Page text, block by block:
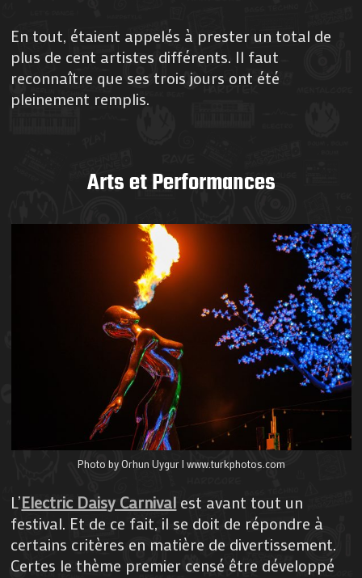
En tout, étaient appelés à prester un total de
plus de cent artistes différents. Il faut
reconnaître que ses trois jours ont été
pleinement remplis.
Arts et Performances
Photo by Orhun Uygur I www.turkphotos.com
L’Electric Daisy Carnival est avant tout un
festival. Et de ce fait, il se doit de répondre à
certains critères en matière de divertissement.
Certes le thème premier censé être développé